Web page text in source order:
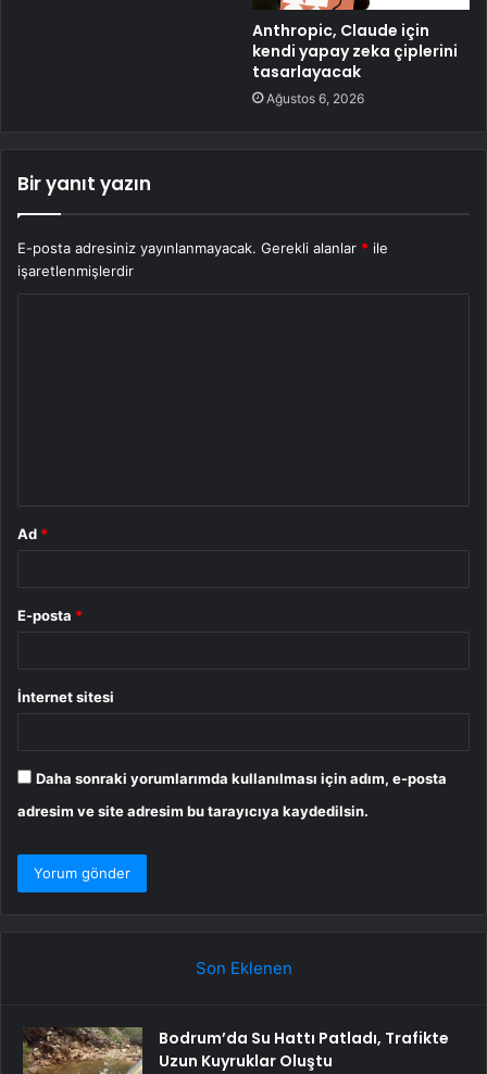
Anthropic, Claude için
kendi yapay zeka çiplerini
tasarlayacak
Ağustos 6, 2026
Bir yanıt yazın
E-posta adresiniz yayınlanmayacak. Gerekli alanlar * ile
işaretlenmişlerdir
Ad *
E-posta *
İnternet sitesi
Daha sonraki yorumlarımda kullanılması için adım, e-posta
adresim ve site adresim bu tarayıcıya kaydedilsin.
Son Eklenen
Bodrum’da Su Hattı Patladı, Trafikte
Uzun Kuyruklar Oluştu